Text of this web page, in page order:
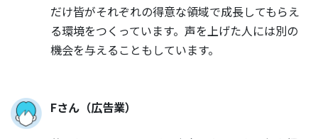
だけ皆がそれぞれの得意な領域で成長してもらえ
る環境をつくっています。声を上げた人には別の
機会を与えることもしています。
Fさん（広告業）